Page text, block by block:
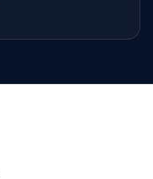
する独立した貨物オー
し、オールインで見
ません。各レーンは海